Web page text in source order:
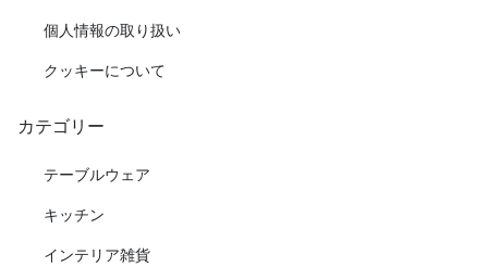
個人情報の取り扱い
クッキーについて
カテゴリー
テーブルウェア
キッチン
インテリア雑貨